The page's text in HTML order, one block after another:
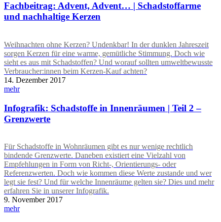
Fachbeitrag: Advent, Advent… | Schadstoffarme
und nachhaltige Kerzen
Weihnachten ohne Kerzen? Undenkbar! In der dunklen Jahreszeit
sorgen Kerzen für eine warme, gemütliche Stimmung. Doch wie
sieht es aus mit Schadstoffen? Und worauf sollten umweltbewusste
Verbraucher:innen beim Kerzen-Kauf achten?
14. Dezember 2017
mehr
Infografik: Schadstoffe in Innenräumen | Teil 2 –
Grenzwerte
Für Schadstoffe in Wohnräumen gibt es nur wenige rechtlich
bindende Grenzwerte. Daneben existiert eine Vielzahl von
Empfehlungen in Form von Richt-, Orientierungs- oder
Referenzwerten. Doch wie kommen diese Werte zustande und wer
legt sie fest? Und für welche Innenräume gelten sie? Dies und mehr
erfahren Sie in unserer Infografik.
9. November 2017
mehr